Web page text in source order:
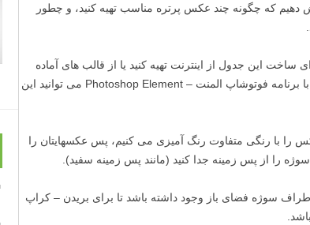
که چگونه چند عکس پرتره مناسب تهیه کنید، و چطور
ساخت این جدول از اینترنت تهیه کنید یا از قالب های آماده
فوتوشاپ استفاده کنید، خودتان هم به راحتی با برنامه فوتوشاپ المنت – Photoshop Element می توانید این
با رنگی متفاوت رنگ آمیزی می کنیم، پس عکسهایتان را
را از پس زمینه جدا کنید (مانند پس زمینه سفید).
سوژه فضای باز وجود داشته باشد تا برای بریدن – کراپ